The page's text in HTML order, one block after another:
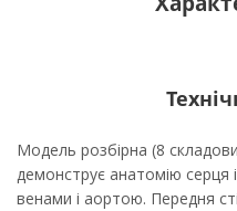
Модель розбірна (8
демонструє анатомію серця
венами і аортою. Передня